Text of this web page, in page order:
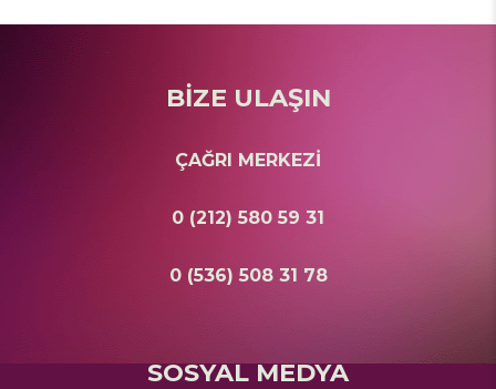
BİZE ULAŞIN
ÇAĞRI MERKEZİ
0 (212) 580 59 31
0 (536) 508 31 78
SOSYAL MEDYA